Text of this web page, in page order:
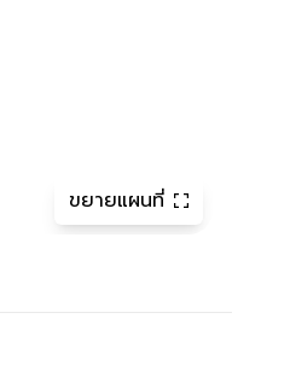
ขยายแผนที่